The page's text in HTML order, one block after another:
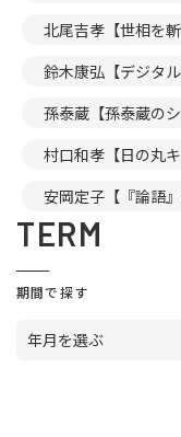
北尾吉孝【世相を斬
鈴木康弘【デジタ
孫泰蔵【孫泰蔵の
村口和孝【日の丸
安岡定子【『論語
TERM
期間で探す
年月を選ぶ